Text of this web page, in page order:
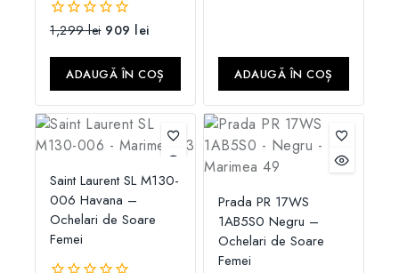
0
1,299lei 909 lei
ADAUGĂ ÎN COȘ ADAUGĂ ÎN COȘ
Saint Laurent SL M130-
006 Havana –
Ochelari de Soare
Femei
Prada PR 17WS
1AB5S0 Negru –
Ochelari de Soare
Femei